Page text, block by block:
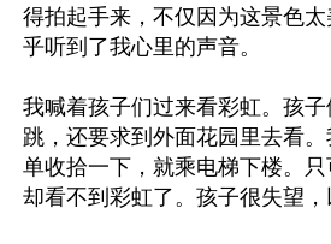
得拍起手来，不仅因为这景色
乎听到了我心里的声音。
我喊着孩子们过来看彩虹。孩
跳，还要求到外面花园里去看
单收拾一下，就乘电梯下楼。只
却看不到彩虹了。孩子很失望，